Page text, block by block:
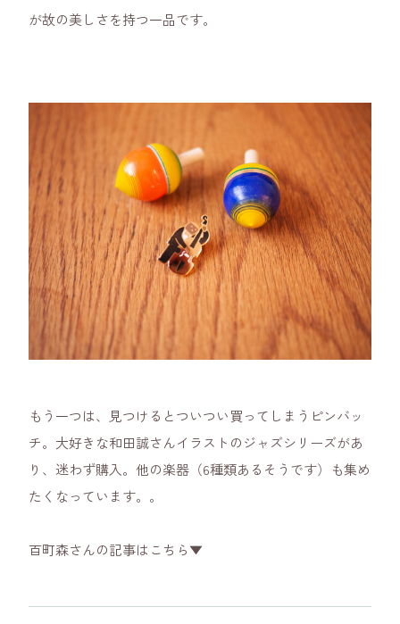
が故の美しさを持つ一品です。
もう一つは、見つけるとついつい買ってしまうピンバッ
チ。大好きな和田誠さんイラストのジャズシリーズがあ
り、迷わず購入。他の楽器（6種類あるそうです）も集め
たくなっています。。
百町森さんの記事はこちら▼